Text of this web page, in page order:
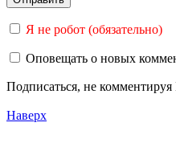
Я не робот (обязательно)
Оповещать о новых
Подписаться, не комментируя
Наверх